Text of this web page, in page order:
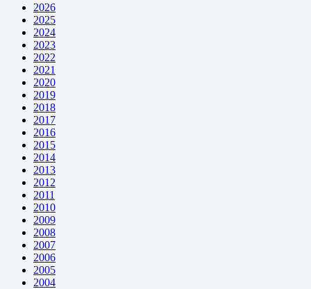
2026
2025
2024
2023
2022
2021
2020
2019
2018
2017
2016
2015
2014
2013
2012
2011
2010
2009
2008
2007
2006
2005
2004